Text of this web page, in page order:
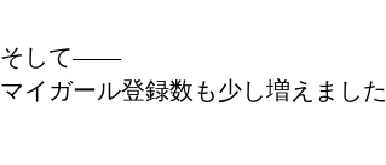
そして――
マイガール登録数も少し増えました